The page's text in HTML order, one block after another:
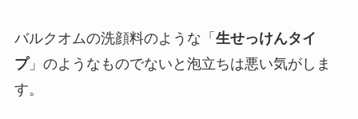
バルクオムの洗顔料のような「 生せっけんタイ
プ」のようなものでないと泡立ちは悪い気がしま
す。